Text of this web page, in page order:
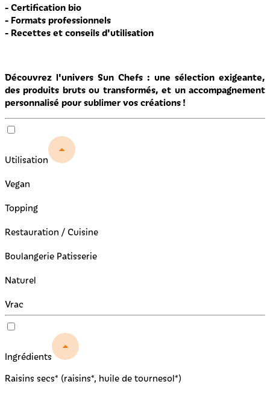
- Certification bio
- Formats professionnels
- Recettes et conseils d'utilisation
Découvrez l'univers Sun Chefs : une sélection exigeante,
des produits bruts ou transformés, et un accompagnement
personnalisé pour sublimer vos créations !
Utilisation
Vegan
Topping
Restauration / Cuisine
Boulangerie Patisserie
Naturel
Vrac
Ingrédients
Raisins secs* (raisins*, huile de tournesol*)